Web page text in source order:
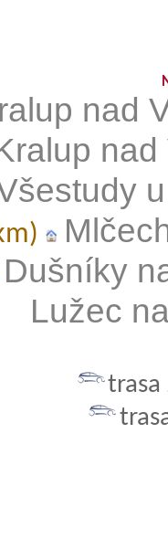
nad
Dušníky
Lužec
trasa